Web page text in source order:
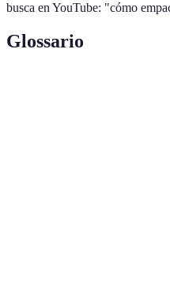
busca en YouTube: "cómo
Glossario